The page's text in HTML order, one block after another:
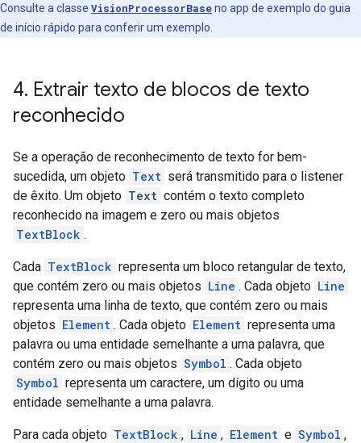
Consulte a classe VisionProcessorBaseno app de exemplo do guia
de início rápido para conferir um exemplo.
4. Extrair texto de blocos de texto
reconhecido
Se a operação de reconhecimento de texto for bem-
sucedida, um objeto Text será transmitido para o listener
de êxito. Um objeto Text contém o texto completo
reconhecido na imagem e zero ou mais objetos
TextBlock .
Cada TextBlock representa um bloco retangular de texto,
que contém zero ou mais objetos Line . Cada objeto Line
representa uma linha de texto, que contém zero ou mais
objetos Element . Cada objeto Element representa uma
palavra ou uma entidade semelhante a uma palavra, que
contém zero ou mais objetos Symbol . Cada objeto
Symbol representa um caractere, um dígito ou uma
entidade semelhante a uma palavra.
Para cada objeto TextBlock , Line , Element e Symbol ,